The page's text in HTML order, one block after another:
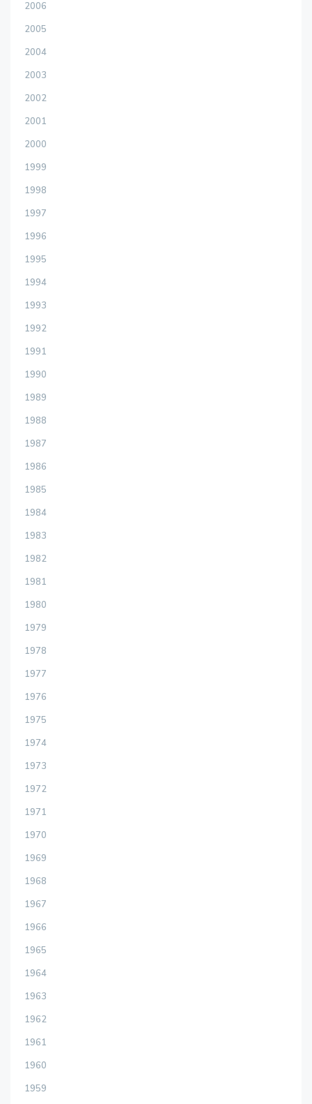
2006
2005
2004
2003
2002
2001
2000
1999
1998
1997
1996
1995
1994
1993
1992
1991
1990
1989
1988
1987
1986
1985
1984
1983
1982
1981
1980
1979
1978
1977
1976
1975
1974
1973
1972
1971
1970
1969
1968
1967
1966
1965
1964
1963
1962
1961
1960
1959